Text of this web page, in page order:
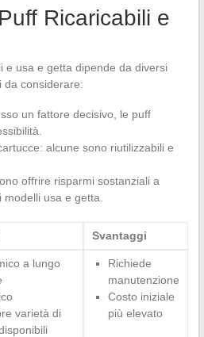
Ricaricabili e
e usa e getta dipende da diversi
da considerare:
un fattore decisivo, le puff
alcune sono riutilizzabili e
offrire risparmi sostanziali a
usa e getta.
Svantaggi
a lungo
varietà di
Richiede
manutenzione
Costo iniziale
più elevato